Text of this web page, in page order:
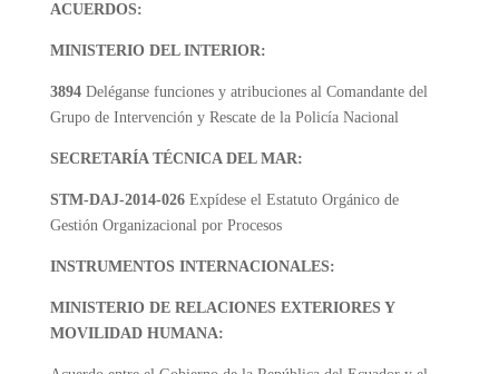
ACUERDOS:
MINISTERIO DEL INTERIOR:
3894 Deléganse funciones y atribuciones al Comandante del
Grupo de Intervención y Rescate de la Policía Nacional
SECRETARÍA TÉCNICA DEL MAR:
STM-DAJ-2014-026Expídese el Estatuto Orgánico de
Gestión Organizacional por Procesos
INSTRUMENTOS INTERNACIONALES:
MINISTERIO DE RELACIONES EXTERIORES Y
MOVILIDAD HUMANA: